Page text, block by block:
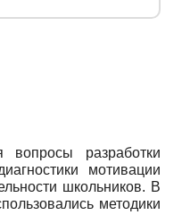
вопросы разработки
мотивации
школьников. В
методики